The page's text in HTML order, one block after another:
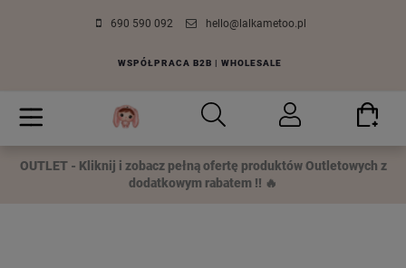
690 590 092 hello@lalkametoo.pl
WSPÓŁPRACA B2B | WHOLESALE
OUTLET - Kliknij i zobacz pełną ofertę produktów Outletowych z
dodatkowym rabatem !! 🔥